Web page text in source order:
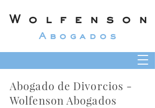
Wolfenson
Abogados
Abogado de Divorcios -
Wolfenson Abogados